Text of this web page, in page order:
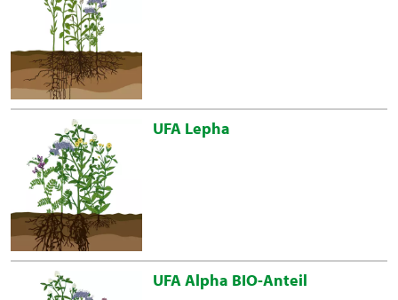
UFA Lepha
UFA Alpha BIO-Anteil